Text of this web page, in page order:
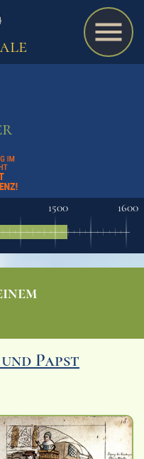
1500 1600
Papst